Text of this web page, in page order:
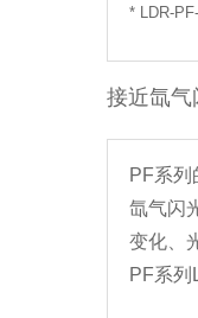
* LDR-
接近氙气
PF系列
氙气闪
变化、
PF系